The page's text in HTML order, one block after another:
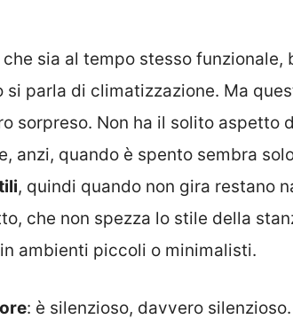
sia al tempo stesso funzionale,
parla di climatizzazione. Ma
sorpreso. Non ha il solito aspetto
anzi, quando è spento sembra
, quindi quando non gira restano
che non spezza lo stile della
ambienti piccoli o minimalisti.
: è silenzioso, davvero